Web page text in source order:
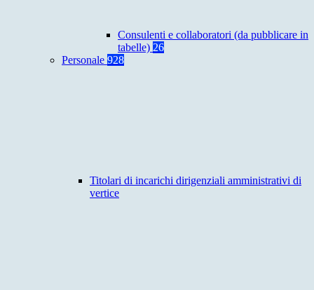
Consulenti e collaboratori (da pubblicare in
tabelle) 26
Personale 928
Titolari di incarichi dirigenziali amministrativi di
vertice